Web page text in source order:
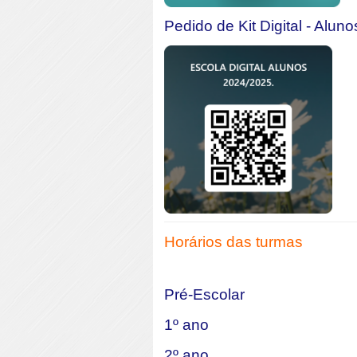
Pedido de Kit Digital -
Horários das turmas
Pré-Escolar
1º ano